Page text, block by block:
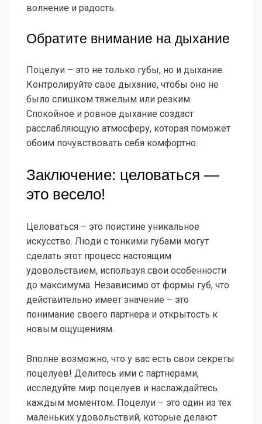
волнение и радость.
Обратите внимание на дыхание
Поцелуи – это не только губы, но и дыхание.
Контролируйте свое дыхание, чтобы оно не
было слишком тяжелым или резким.
Спокойное и ровное дыхание создаст
расслабляющую атмосферу, которая поможет
обоим почувствовать себя комфортно.
Заключение: целоваться —
это весело!
Целоваться – это поистине уникальное
искусство. Люди с тонкими губами могут
сделать этот процесс настоящим
удовольствием, используя свои особенности
до максимума. Независимо от формы губ, что
действительно имеет значение – это
понимание своего партнера и открытость к
новым ощущениям.
Вполне возможно, что у вас есть свои секреты
поцелуев! Делитесь ими с партнерами,
исследуйте мир поцелуев и наслаждайтесь
каждым моментом. Поцелуи – это один из тех
маленьких удовольствий, которые делают